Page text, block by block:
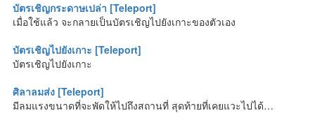
บัตรเชิญกระดาษเปล่า [Teleport]
เมื่อใช้แล้ว จะกลายเป็นบัตรเชิญไปยังเกาะของตัวเอง
บัตรเชิญไปยังเกาะ [Teleport]
บัตรเชิญไปยังเกาะ
ศิลาลมส่ง [Teleport]
มีลมแรงขนาดที่จะพัดให้ไปถึงสถานที่ สุดท้ายที่เคยแวะไปได้…